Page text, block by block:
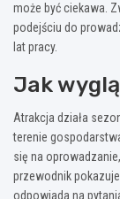
może być ciekawa.
podejściu do
lat pracy.
Jak
Atrakcja działa
terenie
się na
przewodnik
odpowiada na